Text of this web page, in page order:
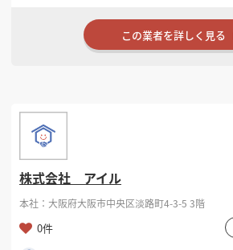
この業者を詳しく見る
株式会社 アイル
本社：大阪府大阪市中央区淡路町4-3-5 3階
0件